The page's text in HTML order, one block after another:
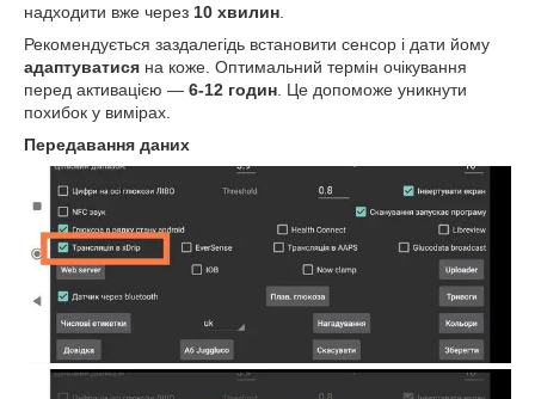
надходити вже через 10 хвилин
Рекомендується заздалегідь встановити сенсор і дати йому
адаптуватися на коже. Оптимальний термін очікування
перед активацією — 6-12 годин . Це допоможе уникнути
похибок у вимірах.
Передавання даних